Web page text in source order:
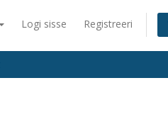
Logi sisse Registreeri